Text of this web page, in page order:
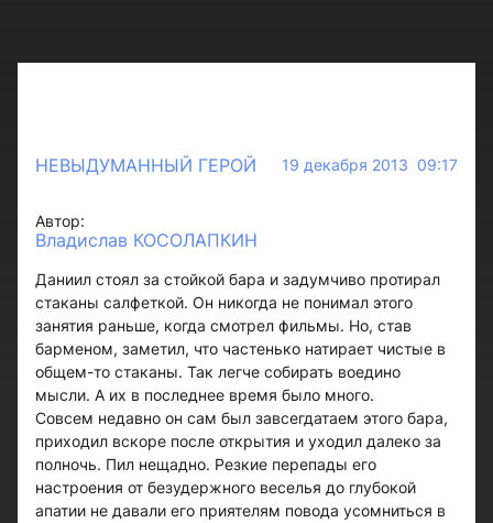
НЕВЫДУМАННЫЙ ГЕРОЙ 19 декабря 2013 09:17
Автор:
Владислав КОСОЛАПКИН
Даниил стоял за стойкой бара и задумчиво протирал
стаканы салфеткой. Он никогда не понимал этого
занятия раньше, когда смотрел фильмы. Но, став
барменом, заметил, что частенько натирает чистые в
общем-то стаканы. Так легче собирать воедино
мысли. А их в последнее время было много.
Совсем недавно он сам был завсегдатаем этого бара,
приходил вскоре после открытия и уходил далеко за
полночь. Пил нещадно. Резкие перепады его
настроения от безудержного веселья до глубокой
апатии не давали его приятелям повода усомниться в